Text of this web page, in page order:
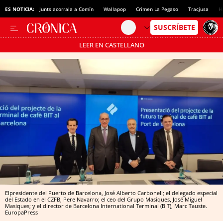
ES NOTICIA: Junts acorrala a Comín Wallapop Crimen La Pegaso Tracjusa
LEER EN CASTELLANO
Pásate al MODO AHORRO
Elpresidente del Puerto de Barcelona, José Alberto Carbonell; el delegado especial
del Estado en el CZFB, Pere Navarro; el ceo del Grupo Masiques, José Miguel
Masiques; y el director de Barcelona International Terminal (BIT), Marc Tauste.
EuropaPress